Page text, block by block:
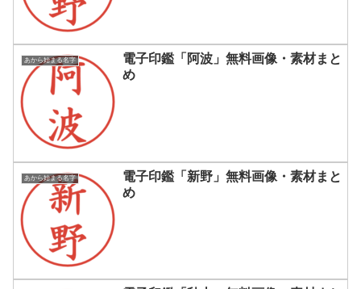
あから始まる名字
電子印鑑「阿波」無料画像・素材まと
め
あから始まる名字
電子印鑑「新野」無料画像・素材まと
め